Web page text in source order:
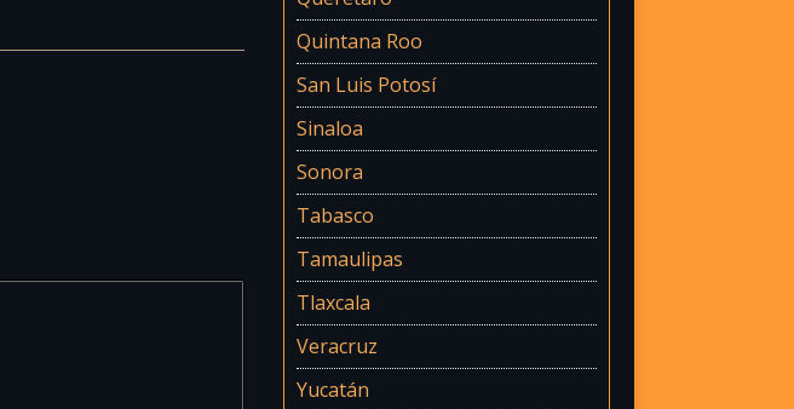
Quintana Roo
San Luis Potosí
Sinaloa
Sonora
Tabasco
Tamaulipas
Tlaxcala
Veracruz
Yucatán